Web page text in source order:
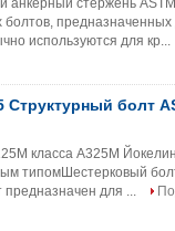
анкерный стержень
предназначенных
используются для кр...
болт
класса A325M
типомШестерковый
предназначен для ...